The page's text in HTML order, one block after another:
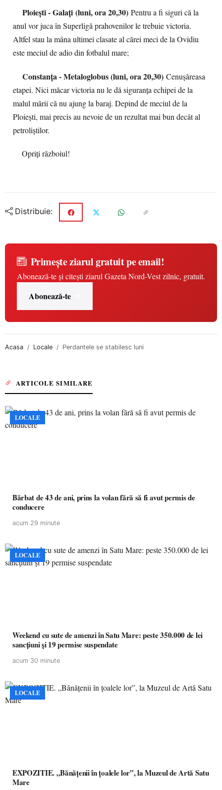
Ploiești - Galați (luni, ora 20,30) Pentru a fi siguri că la
anul vor juca în Superligă prahovenilor le trebuie victoria.
Altfel stau la mâna ultimei clasate al cărei meci de la Ovidiu
este meciul de adio din fotbalul mare;
Constanța - Metaloglobus (luni, ora 20,30) Cenușăreasa
etapei. Nici măcar victoria nu le dă siguranța echipei de la
malul mării că nu ajung la baraj. Depind de meciul de la
Ploiești, mai precis au nevoie de un rezultat mai bun decât al
petroliștilor.
Opriți războiul!
Distribuie:
Primește ziarul gratuit pe email!
Abonează-te și citești ziarul Gazeta Nord-Vest zilnic, gratuit.
Abonează-te
Acasa Locale Perdantele se stabilesc luni
ARTICOLE SIMILARE
LOCALE
Bărbat de 43 de ani, prins la volan fără să fi avut permis de
conducere
acum 29 minute
LOCALE
Weekend cu sute de amenzi în Satu Mare: peste 350.000 de lei
sancțiuni și 19 permise suspendate
acum 30 minute
LOCALE
EXPOZITIE. „Bănățenii în țoalele lor”, la Muzeul de Artă Satu
Mare